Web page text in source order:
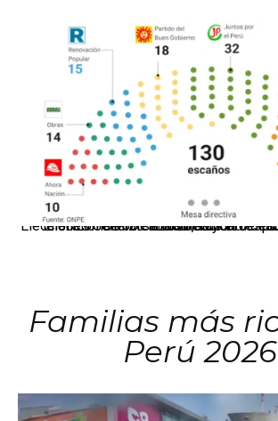
El JNE oficializó la distribución de escaños para la elección de 60 senadores y 130 diputados en las Elecciones Generales 2026, tras el restablecimiento de la Bicameralidad.
Familias más
Perú 2026